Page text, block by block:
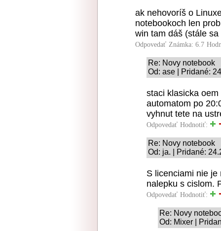
ak nehovoríš o
notebookoch len
win tam dáš (stále
Odpovedať Známka: 6.7
Re: Novy notebook
Od: ase | Pridané:
staci klasicka
automatom po
vyhnut tete na
Odpovedať Hodnotiť:
Re: Novy notebook
Od: ja. | Pridané:
S licenciami nie
nalepku s cislom.
Odpovedať Hodnotiť:
Re: Novy
Od: Mixer |